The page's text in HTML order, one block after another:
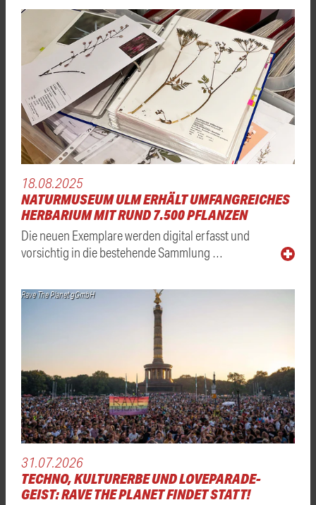
18.08.2025
NATURMUSEUM ULM ERHÄLT UMFANGREICHES
HERBARIUM MIT RUND 7.500 PFLANZEN
Die neuen Exemplare werden digital erfasst und
vorsichtig in die bestehende Sammlung …
Rave The Planet gGmbH
31.07.2026
TECHNO, KULTURERBE UND LOVEPARADE-
GEIST: RAVE THE PLANET FINDET STATT!